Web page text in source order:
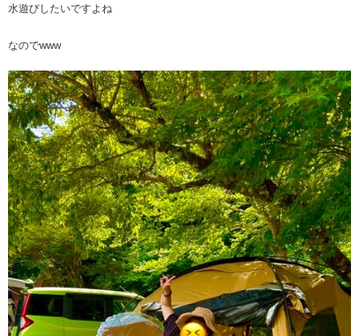
水遊びしたいですよね
なのでwww